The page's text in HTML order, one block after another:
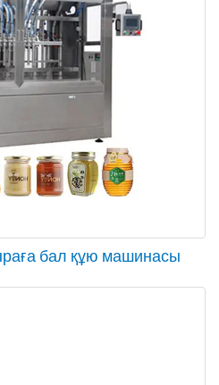
бал құю машинасы